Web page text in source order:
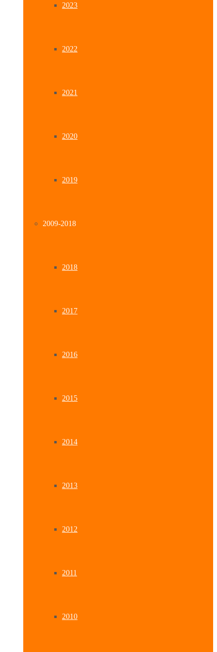
2023
2022
2021
2020
2019
2009-2018
2018
2017
2016
2015
2014
2013
2012
2011
2010